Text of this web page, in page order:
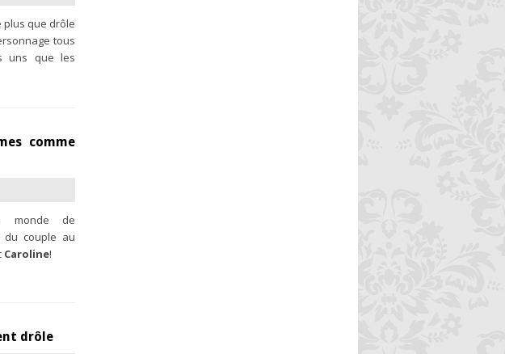
plus que drôle
tous
uns que les
comme
monde de
du couple au
Caroline!
drôle